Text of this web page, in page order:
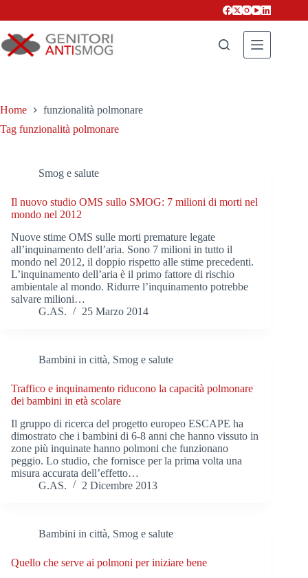
Home
funzionalità polmonare
Tag funzionalità polmonare
Smog e salute
Il nuovo studio ‪OMS‬ sullo SMOG: 7 milioni di ‪morti‬ nel
mondo nel 2012
Nuove stime OMS sulle morti premature legate
all’inquinamento dell’aria. Sono 7 milioni in tutto il
mondo nel 2012, il doppio rispetto alle stime precedenti.
L’inquinamento dell’aria è il primo fattore di rischio
ambientale al mondo. Ridurre l’inquinamento potrebbe
salvare milioni…
G.AS.
25 Marzo 2014
Bambini in città, Smog e salute
Traffico e inquinamento riducono la capacità polmonare
dei bambini in età scolare
Il gruppo di ricerca del progetto europeo ESCAPE ha
dimostrato che i bambini di 6-8 anni che hanno vissuto in
zone più inquinate hanno polmoni che funzionano
peggio. Lo studio, che fornisce per la prima volta una
misura accurata dell’effetto…
G.AS.
2 Dicembre 2013
Bambini in città, Smog e salute
Quello che serve ai polmoni per iniziare bene